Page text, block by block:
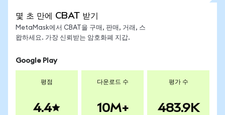
몇 초 만에 CBAT 받기
MetaMask에서 CBAT을 구매, 판매, 거래, 스
왑하세요. 가장 신뢰받는 암호화폐 지갑.
Google Play
평점
4.4
다운로드 수
10M+
평가 수
483.9K